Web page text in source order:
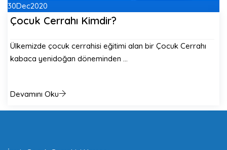
30Dec2020
Çocuk Cerrahı Kimdir?
Ülkemizde çocuk cerrahisi eğitimi alan bir Çocuk Cerrahı
kabaca yenidoğan döneminden …
Devamını Oku